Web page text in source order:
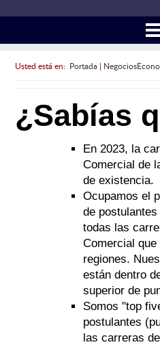
Usted está en: Portada|
¿Sabías
En 2023, la
Comercial de
de existencia.
Ocupamos el
de
todas las
Comercial
regiones.
están dentro
superior de
Somos "top
postulantes
las carreras